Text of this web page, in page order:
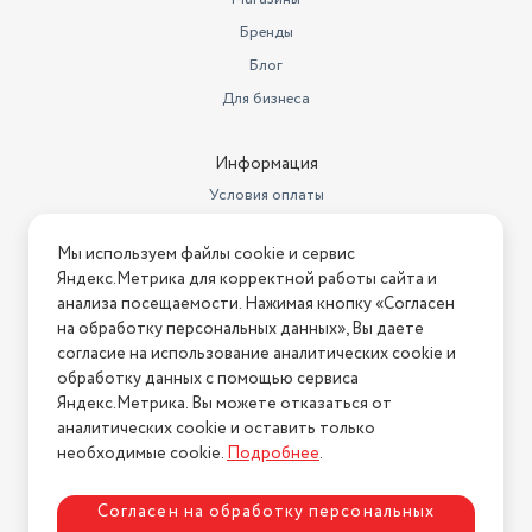
Китай
нет
Комплектация
Снегоуборщик, коробка,
лопатка для чистки желоба,
руководство по эксплуатации
Цвет товара
оранжевый
Мощность (Вт)
7000
Бензиновый двигатель
196
Бренды
Блог
Для бизнеса
Информация
Условия оплаты
Условия возврата
Нашли ошибку на сайте? Напишите нам
2026 © Интернет-магазин "АстМаркет". У нас есть всё!
Политика конфиденциальности
Мы используем файлы cookie и сервис
Яндекс.Метрика для корректной работы сайта и
анализа посещаемости. Нажимая кнопку «Согласен
на обработку персональных данных», Вы даете
согласие на использование аналитических cookie и
обработку данных с помощью сервиса
Яндекс.Метрика. Вы можете отказаться от
аналитических cookie и оставить только
необходимые cookie.Подробнее.
Согласен на обработку персональных